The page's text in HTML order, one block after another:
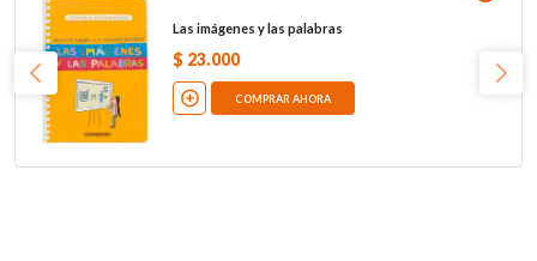
Las imágenes y las palabras
$ 23.000
COMPRAR AHORA